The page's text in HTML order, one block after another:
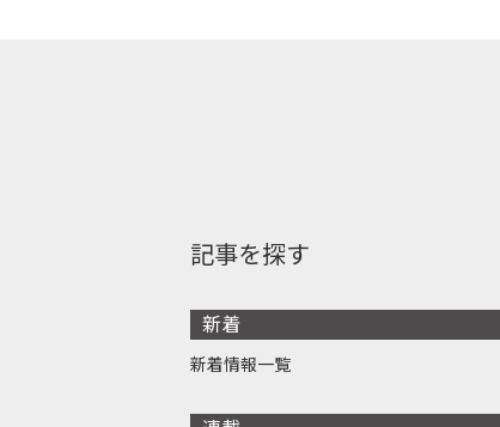
記事を探す
新着
新着情報一覧